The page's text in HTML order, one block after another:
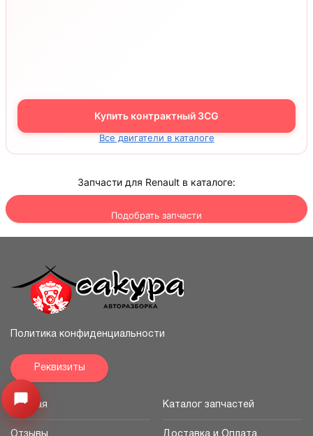
Купить контрактный 3CG
Все двигатели в каталоге
Запчасти для Renault в каталоге:
Подобрать запчасти
Открыть меню
Политика конфиденциальности
Реквизиты
Главная Каталог запчастей